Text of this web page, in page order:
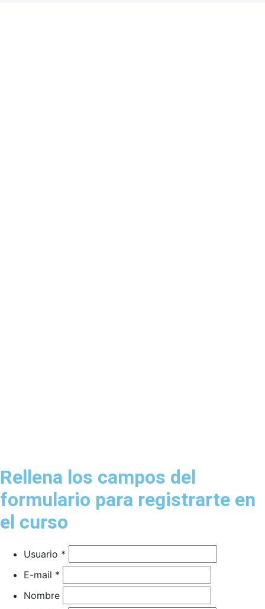
Rellena los campos del
formulario para registrarte en
el curso
Usuario *
E-mail *
Nombre